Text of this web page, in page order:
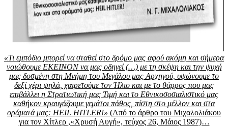
«Τι εμπόδιο μπορεί να σταθεί στο δρόμο μας αφού ακόμη και σήμερα
νοιώθουμε ΕΚΕΙΝΟΝ να μας οδηγεί (…) με τη σκέψη και την ψυχή
μας δοσμένη στη Μνήμη του Μεγάλου μας Αρχηγού, υψώνουμε το
δεξί χέρι ψηλά, χαιρετούμε τον Ήλιο και με το θάρρος που μας
επιβάλλει η Στρατιωτική μας Τιμή και το Εθνικοσοσιαλιστικό μας
καθήκον κραυγάζουμε γεμάτοι πάθος, πίστη στο μέλλον και στα
οράματά μας: HEIL HITLER!» (Από το άρθρο του Μιχαλολιάκου
για τον Χίτλερ ,«Χρυσή Αυγή», τεύχος 26, Μάιος 1987)…